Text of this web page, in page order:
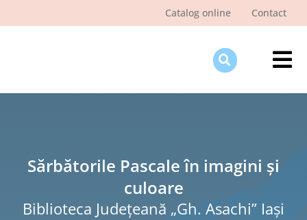
Catalog online Contact
Sărbătorile Pascale în imagini și
culoare
Biblioteca Judeţeană „Gh. Asachi” Iaşi